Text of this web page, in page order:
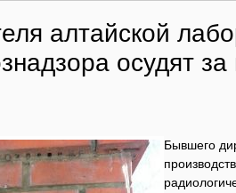
алтайской
осудят за
Бывшего